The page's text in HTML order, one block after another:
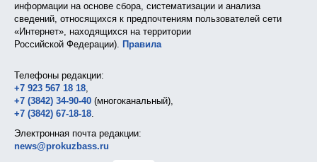
информации на основе сбора, систематизации и анализа
сведений, относящихся к предпочтениям пользователей сети
«Интернет», находящихся на территории
Российской Федерации). Правила
Телефоны редакции:
+7 923 567 18 18,
+7 (3842) 34-90-40 (многоканальный),
+7 (3842) 67-18-18.
Электронная почта редакции:
news@prokuzbass.ru